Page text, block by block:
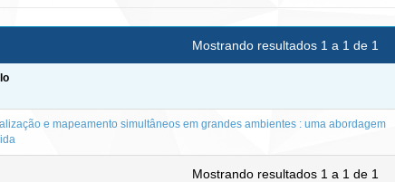
Mostrando resultados 1 a 1 de 1
e mapeamento simultâneos em grandes ambientes : uma abordagem
Mostrando resultados 1 a 1 de 1